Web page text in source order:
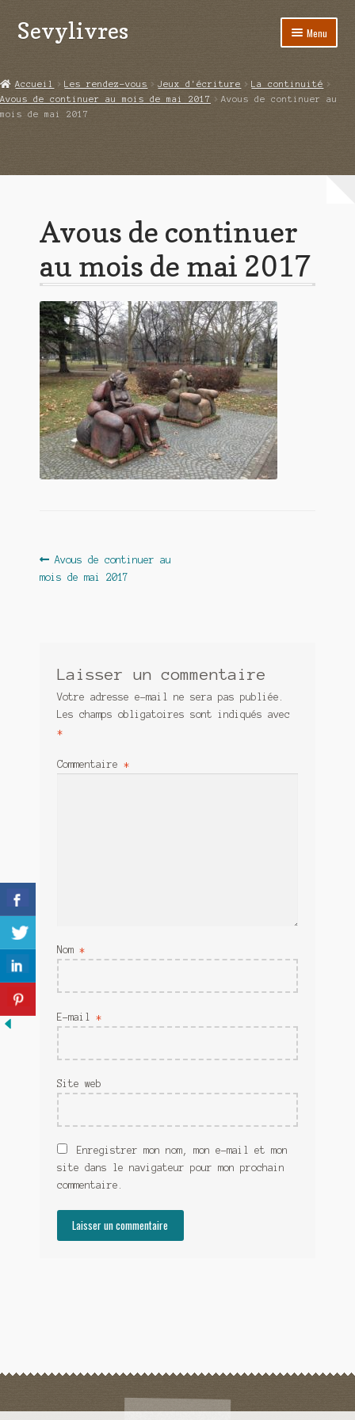
Aller
Aller
au
Sevylivres Menu
A l’abri de la différence trilogie
Alice ça glisse au pays du réveil
Boutique
Commande
Contact
De(s)tracteur réduit au silence
Enlèvement rêvé
Entre père et fils
Les boules du Père Noël
Mes romans
Meurtre en alternance
Meurtre sous couverture
Sans retour
Sauver ou périr
Une baffe et ça repart
Accueil Les rendez-vous Jeux d'écriture
La continuité
Avous de continuer au mois de mai 2017
Avous de continuer au
mois de mai 2017
Avous de continuer
au mois de mai 2017
Navigation
de
Article
précédent :
Avous de continuer au
mois de mai 2017
Laisser un commentaire
Votre adresse e-mail ne sera pas publiée.
Les champs obligatoires sont indiqués avec
*
Commentaire *
Nom *
E-mail *
Site web
Enregistrer mon nom, mon e-mail et mon
site dans le navigateur pour mon prochain
commentaire.